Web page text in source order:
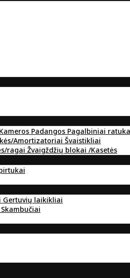
Kameros Padangos Pagalbiniai
Amortizatoriai Švaistikliai
ragai Žvaigždžių blokai /Kasetės
Gertuvių laikikliai
Skambučiai